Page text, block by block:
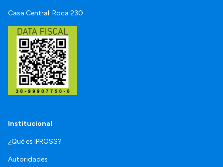
Casa Central: Roca 230
Institucional
¿Qué es IPROSS?
Autoridades